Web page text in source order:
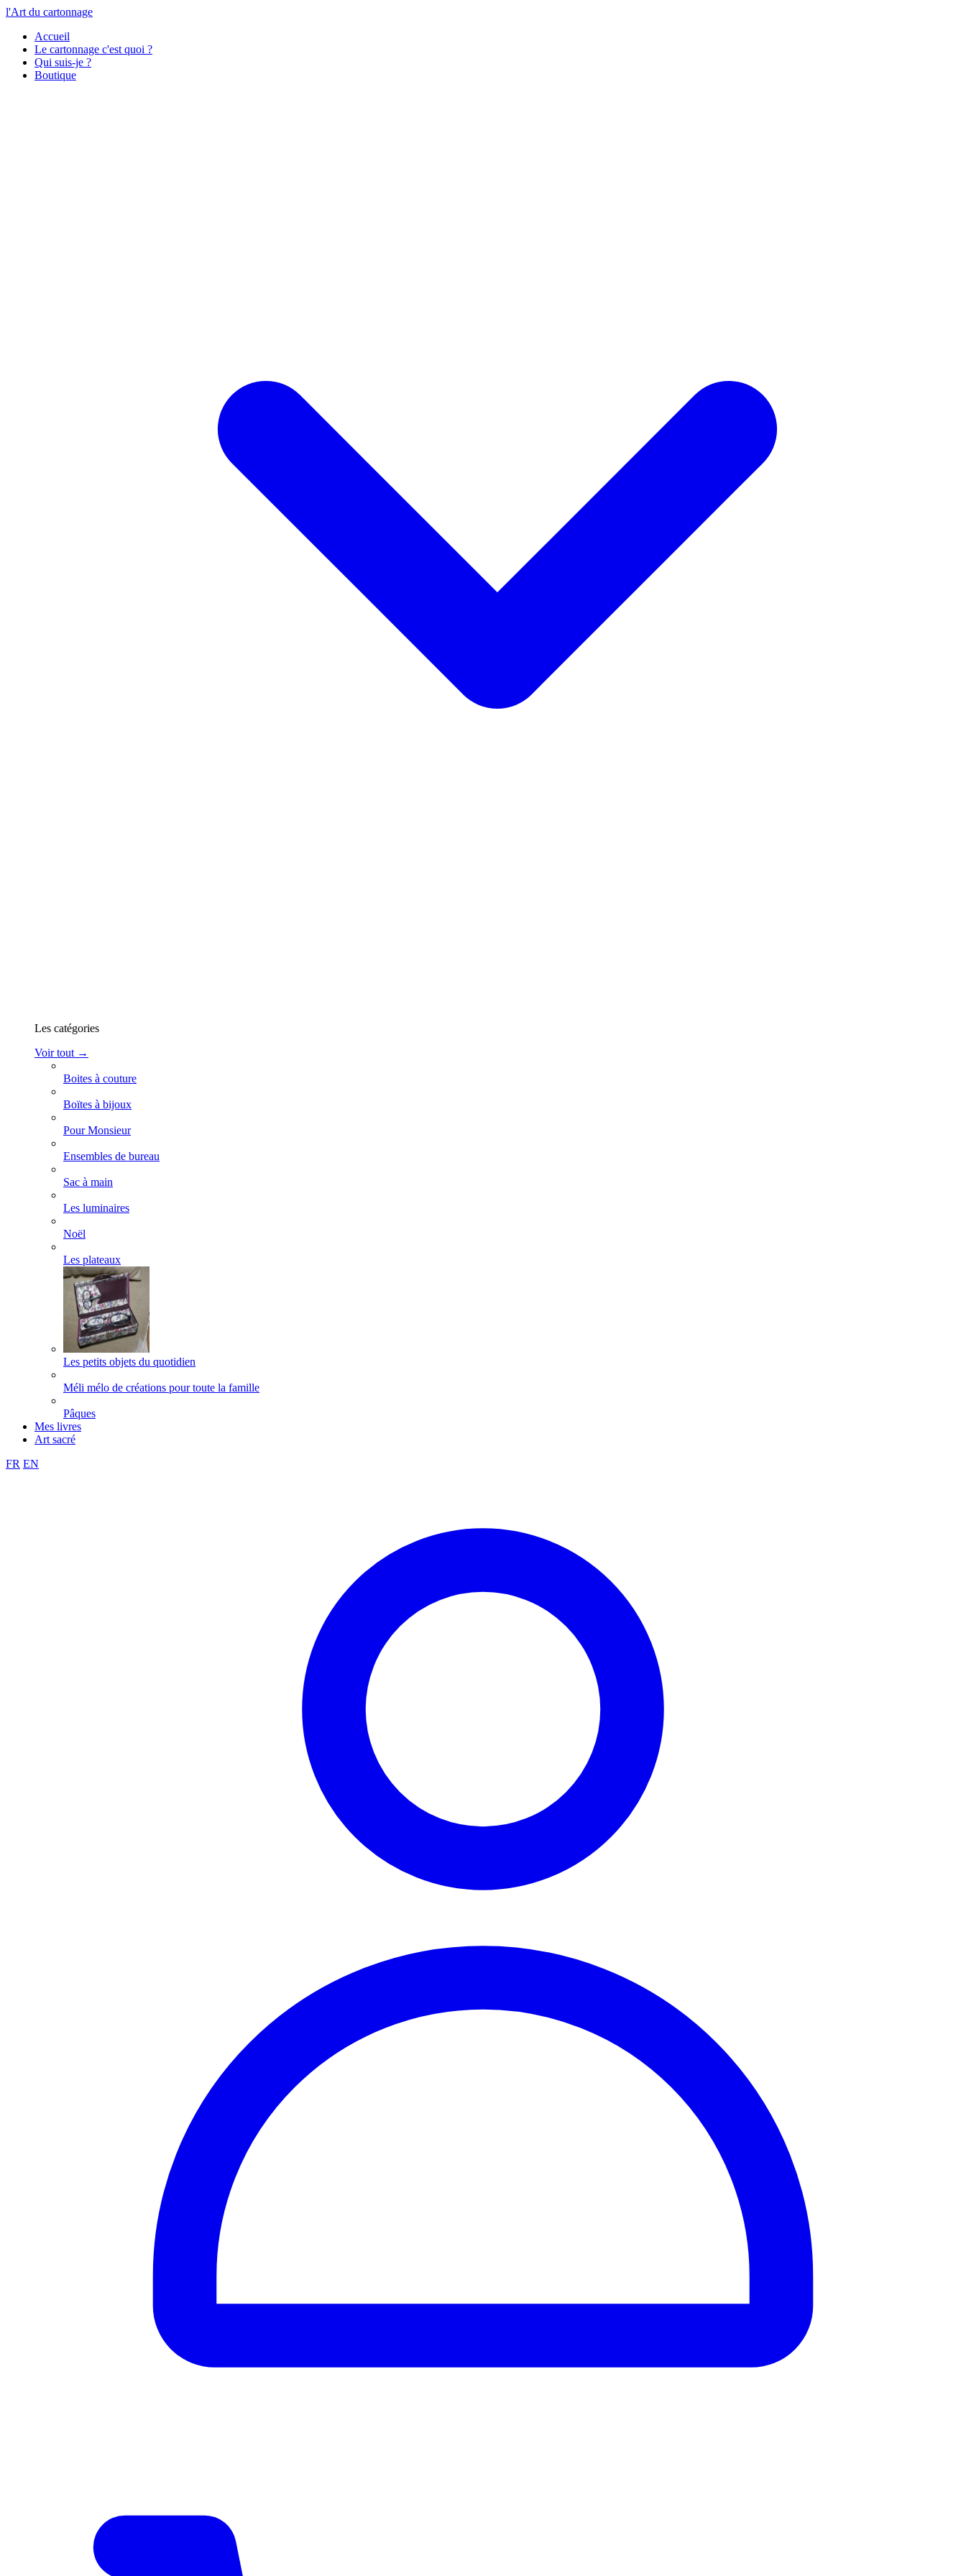
l'Art du cartonnage
Accueil
Le cartonnage c'est quoi ?
Qui suis-je ?
Boutique
Les catégories
Voir tout →
Boites à couture
Boïtes à bijoux
Pour Monsieur
Ensembles de bureau
Sac à main
Les luminaires
Noël
Les plateaux
Les petits objets du quotidien
Méli mélo de créations pour toute la famille
Pâques
Mes livres
Art sacré
FR EN